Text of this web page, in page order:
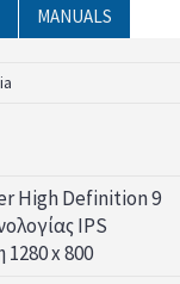
MANUALS
High Definition 9
IPS
x 800